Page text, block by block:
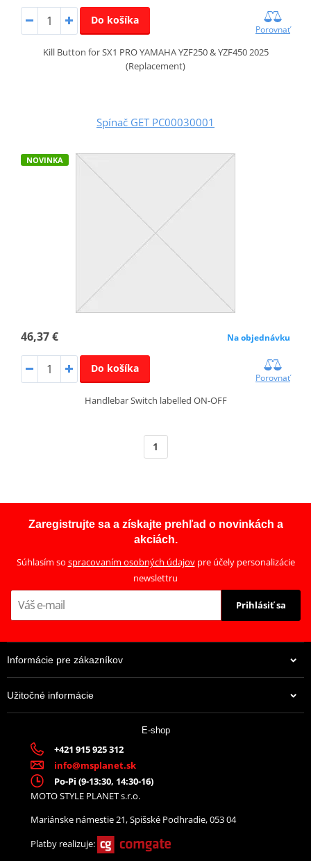
Do košíka
Porovnať
Kill Button for SX1 PRO YAMAHA YZF250 & YZF450 2025
(Replacement)
Spínač GET PC00030001
NOVINKA
46,37 € Na objednávku
Do košíka
Porovnať
Handlebar Switch labelled ON-OFF
1
Zaregistrujte sa a získajte prehľad o novinkách a
akciách.
Súhlasím so spracovaním osobných údajovpre účely personalizácie
newslettru
Prihlásiť sa
Informácie pre zákazníkov
Užitočné informácie
E-shop
+421 915 925 312
info@msplanet.sk
Po-Pi (9-13:30, 14:30-16)
MOTO STYLE PLANET s.r.o.
Mariánske námestie 21, Spišské Podhradie, 053 04
Platby realizuje: